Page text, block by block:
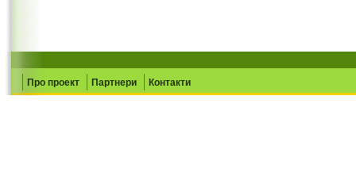
Про проект Партнери Контакти